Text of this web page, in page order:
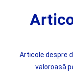
Articole despre
valoroasă